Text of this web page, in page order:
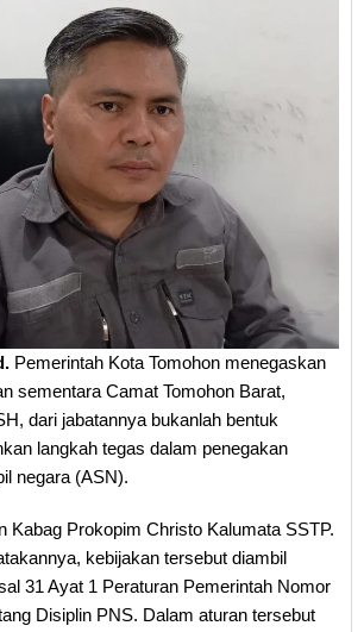
Pemerintah Kota Tomohon menegaskan
sementara Camat Tomohon Barat,
dari jabatannya bukanlah bentuk
langkah tegas dalam penegakan
negara (ASN).
Kabag Prokopim Christo Kalumata SSTP.
kebijakan tersebut diambil
31 Ayat 1 Peraturan Pemerintah Nomor
Disiplin PNS. Dalam aturan tersebut